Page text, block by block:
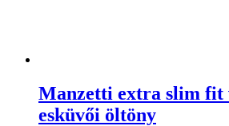
Manzetti extra slim fit
esküvői öltöny